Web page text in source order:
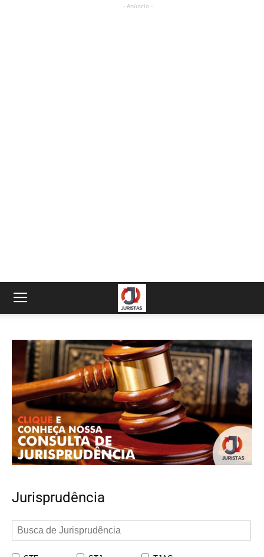
- Anúncio -
Jurisprudência